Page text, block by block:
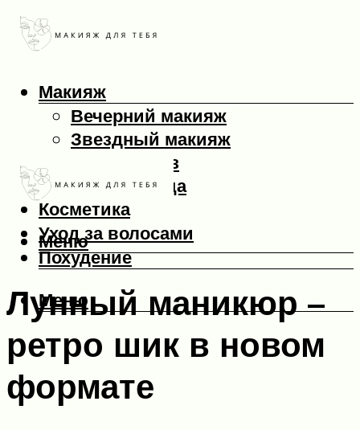
Макияж
Вечерний макияж
Звездный макияж
Макияж глаз
Макияж лица
Косметика
Уход за волосами
Похудение
Меню
Меню
Лунный маникюр –
ретро шик в новом
формате